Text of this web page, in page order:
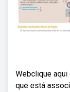
Webclique aqui
que está